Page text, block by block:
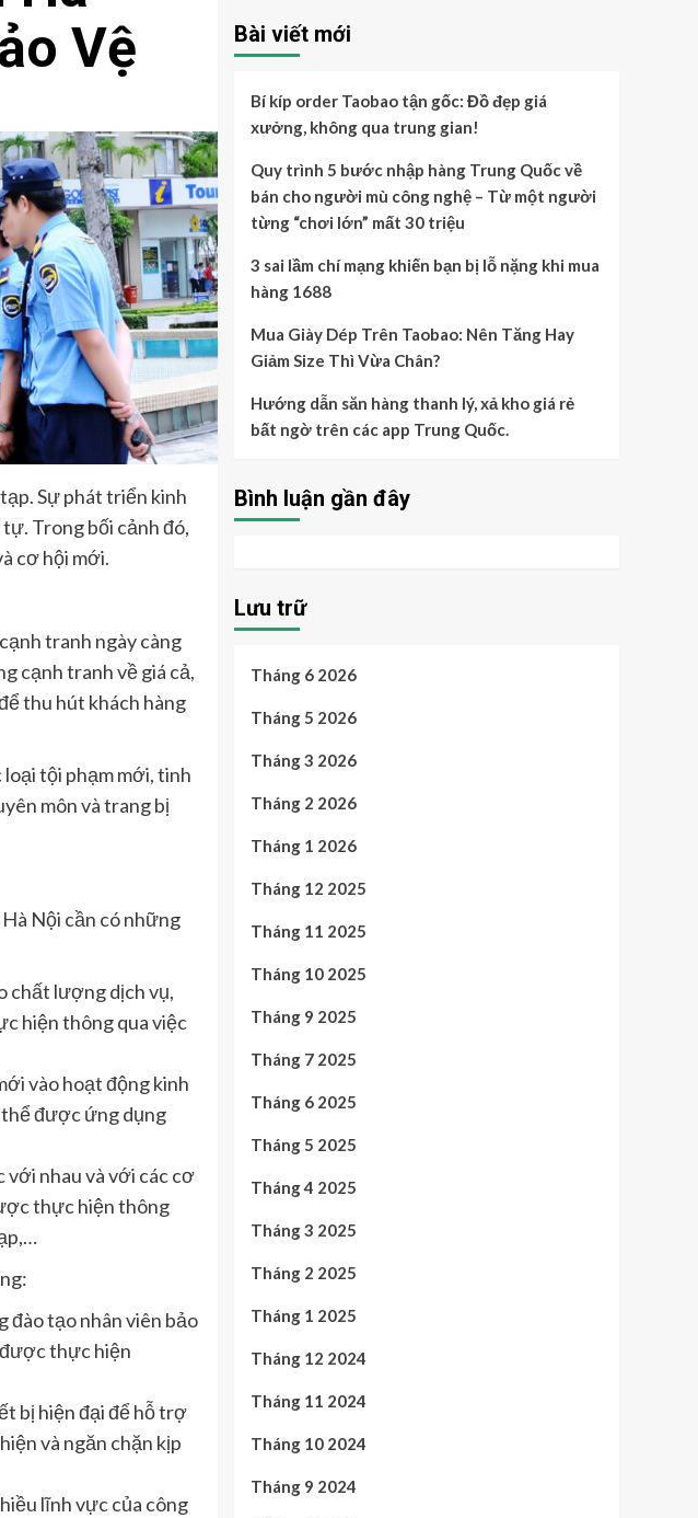
Vệ
Sự phát triển kinh
Trong bối cảnh đó,
cơ hội mới.
tranh ngày càng
cạnh tranh về giá cả,
thu hút khách hàng
tội phạm mới, tinh
môn và trang bị
Nội cần có những
chất lượng dịch vụ,
hiện thông qua việc
vào hoạt động kinh
thể được ứng dụng
nhau và với các cơ
thực hiện thông
đào tạo nhân viên bảo
được thực hiện
bị hiện đại để hỗ trợ
và ngăn chặn kịp
lĩnh vực của công
Bài viết mới
Bí kíp order Taobao tận gốc: Đồ đẹp giá
xưởng, không qua trung gian!
Quy trình 5 bước nhập hàng Trung Quốc về
bán cho người mù công nghệ – Từ một người
từng “chơi lớn” mất 30 triệu
3 sai lầm chí mạng khiến bạn bị lỗ nặng khi mua
hàng 1688
Mua Giày Dép Trên Taobao: Nên Tăng Hay
Giảm Size Thì Vừa Chân?
Hướng dẫn săn hàng thanh lý, xả kho giá rẻ
bất ngờ trên các app Trung Quốc.
Bình luận gần đây
Lưu trữ
Tháng 6 2026
Tháng 5 2026
Tháng 3 2026
Tháng 2 2026
Tháng 1 2026
Tháng 12 2025
Tháng 11 2025
Tháng 10 2025
Tháng 9 2025
Tháng 7 2025
Tháng 6 2025
Tháng 5 2025
Tháng 4 2025
Tháng 3 2025
Tháng 2 2025
Tháng 1 2025
Tháng 12 2024
Tháng 11 2024
Tháng 10 2024
Tháng 9 2024